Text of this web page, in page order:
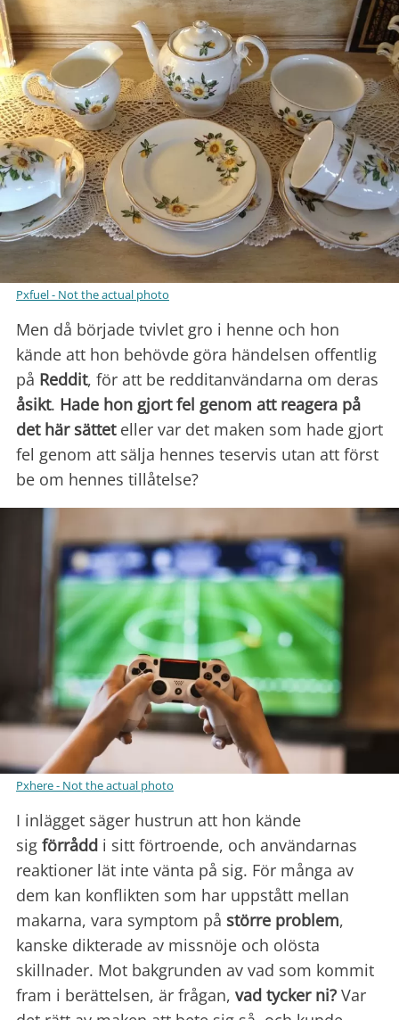
Pxfuel - Not the actual photo
Men då började tvivlet gro i henne och hon
kände att hon behövde göra händelsen offentlig
på Reddit, för att be redditanvändarna om deras
åsikt. Hade hon gjort fel genom att reagera på
det här sätteteller var det maken som hade gjort
fel genom att sälja hennes teservis utan att först
be om hennes tillåtelse?
Pxhere - Not the actual photo
I inlägget säger hustrun att hon kände
sig förrådd i sitt förtroende, och användarnas
reaktioner lät inte vänta på sig. För många av
dem kan konflikten som har uppstått mellan
makarna, vara symptom på större problem,
kanske dikterade av missnöje och olösta
skillnader. Mot bakgrunden av vad som kommit
fram i berättelsen, är frågan, vad tycker ni? Var